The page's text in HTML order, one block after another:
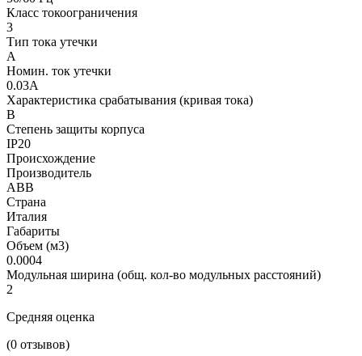
Класс токоограничения
3
Тип тока утечки
А
Номин. ток утечки
0.03А
Характеристика срабатывания (кривая тока)
В
Степень защиты корпуса
IP20
Происхождение
Производитель
ABB
Страна
Италия
Габариты
Объем (м3)
0.0004
Модульная ширина (общ. кол-во модульных расстояний)
2
Средняя оценка
(0 отзывов)